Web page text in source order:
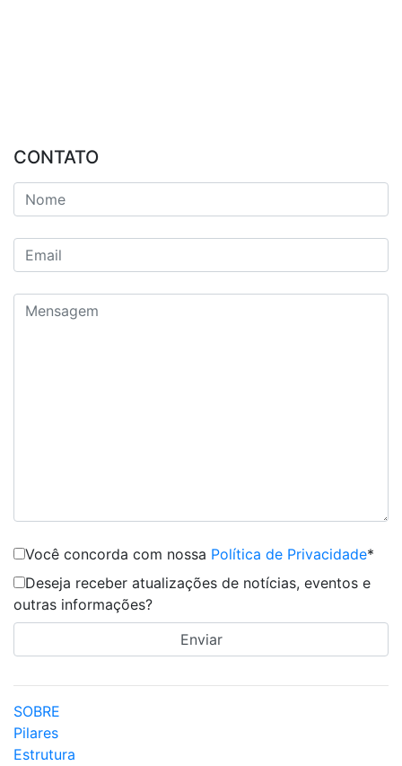
CONTATO
Você concorda com nossa Política de Privacidade*
Deseja receber atualizações de notícias, eventos e
outras informações?
SOBRE
Pilares
Estrutura